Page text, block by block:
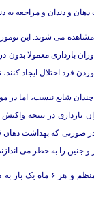
دندانپزشک، ۳ تا ۶ ماه پس از زایمان
درصد زنان باردار مشاهده
بارداری معمولا بدون
فرد اختلال ایجاد
شایع نیست، اما
بارداری در نتیجه
صورتی که بهداشت دهان
را به خطر می
توصیه می شود که